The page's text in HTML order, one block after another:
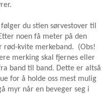
du stien sørvestover til
noen få meter på den
rød-kvite merkeband. (Obs!
merking skal fjernes eller
band til band. Dette er altså
for å holde oss mest mulig
myr når en beveger seg i